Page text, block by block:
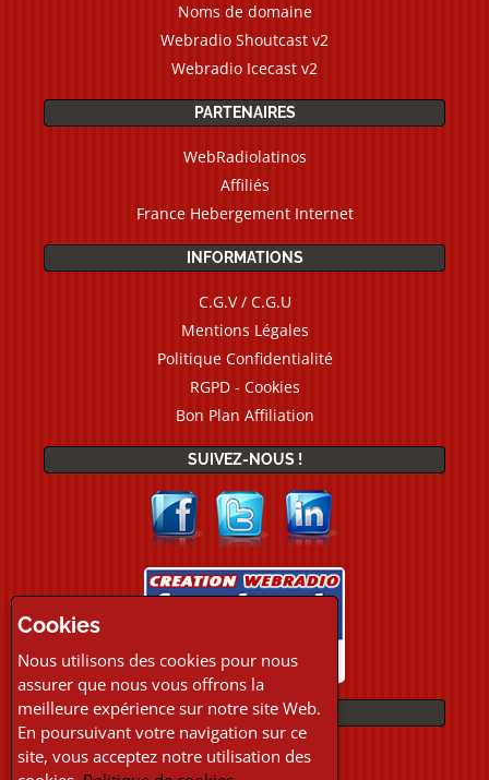
Noms de domaine
Webradio Shoutcast v2
Webradio Icecast v2
PARTENAIRES
WebRadiolatinos
Affiliés
France Hebergement Internet
INFORMATIONS
C.G.V / C.G.U
Mentions Légales
Politique Confidentialité
RGPD - Cookies
Bon Plan Affiliation
SUIVEZ-NOUS !
PAIEMENTS
Cookies
Nous utilisons des cookies pour nous
assurer que nous vous offrons la
meilleure expérience sur notre site Web.
En poursuivant votre navigation sur ce
site, vous acceptez notre utilisation des